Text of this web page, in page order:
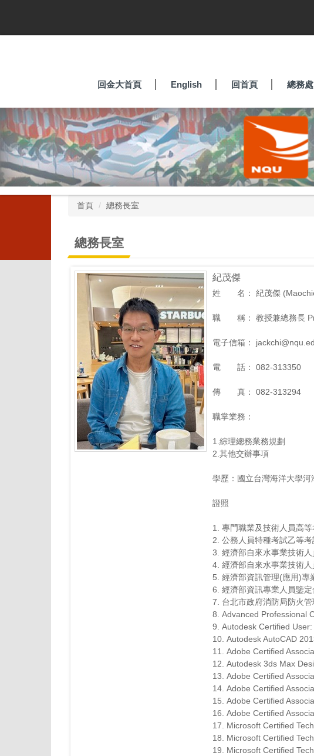
回金大首頁 English 回首頁 總務
首頁 總務長室
總務長室
紀茂傑
姓 名： 紀茂傑
職 稱： 教授兼總務長
電子信箱：
電 話： 082-313350
傳 真： 082-313294
職掌業務：
1.綜理總務業務規劃
2.其他交辦事項
學歷：國立台灣海洋大學河
證照
1. 專門職業及技術人員高
2. 公務人員特種考試乙等
3. 經濟部自來水事業技術
4. 經濟部自來水事業技術
5. 經濟部資訊管理(應用)專
6. 經濟部資訊專業人員鑒定
7. 台北市政府消防局防火管
8. Advanced Professional
9. Autodesk Certified User:
10. Autodesk AutoCAD
11. Adobe Certified
12. Autodesk 3ds Max
13. Adobe Certified
14. Adobe Certified
15. Adobe Certified
16. Adobe Certified
17. Microsoft Certified
18. Microsoft Certified
19. Microsoft Certified